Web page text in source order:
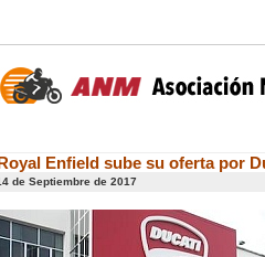
Enfield sube su oferta por
de Septiembre de 2017